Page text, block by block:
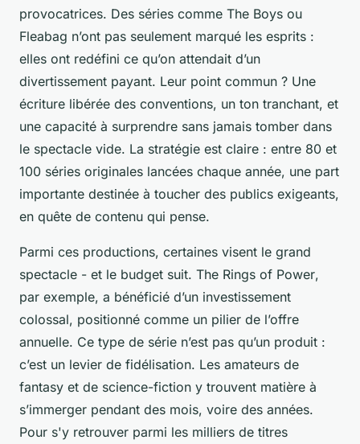
provocatrices. Des séries comme The Boys ou
Fleabag n’ont pas seulement marqué les esprits :
elles ont redéfini ce qu’on attendait d’un
divertissement payant. Leur point commun ? Une
écriture libérée des conventions, un ton tranchant, et
une capacité à surprendre sans jamais tomber dans
le spectacle vide. La stratégie est claire : entre 80 et
100 séries originales lancées chaque année, une part
importante destinée à toucher des publics exigeants,
en quête de contenu qui pense.
Parmi ces productions, certaines visent le grand
spectacle - et le budget suit. The Rings of Power,
par exemple, a bénéficié d’un investissement
colossal, positionné comme un pilier de l’offre
annuelle. Ce type de série n’est pas qu’un produit :
c’est un levier de fidélisation. Les amateurs de
fantasy et de science-fiction y trouvent matière à
s’immerger pendant des mois, voire des années.
Pour s'y retrouver parmi les milliers de titres